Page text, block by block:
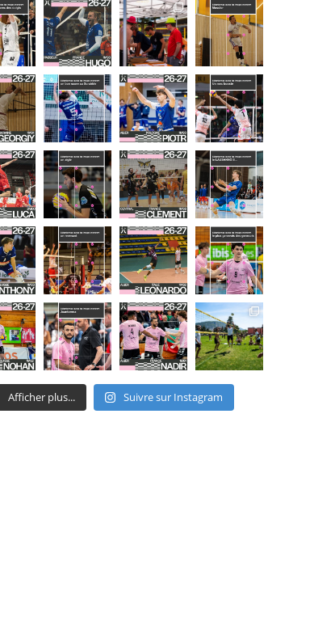
Afficher plus... Suivre sur Instagram